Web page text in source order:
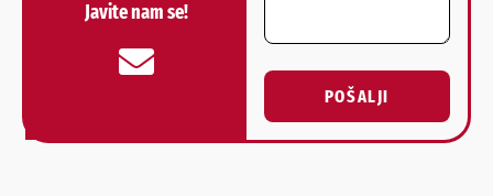
Javite nam se!
POŠALJI
Alternative: